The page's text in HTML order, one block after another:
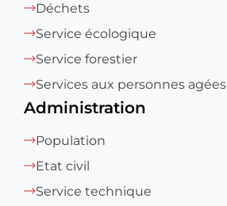
Déchets
Service écologique
Service forestier
Services aux personnes agées
Administration
Population
Etat civil
Service technique